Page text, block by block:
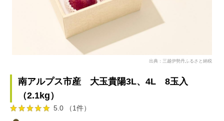
出典：三越伊勢丹ふるさと納税
南アルプス市産 大玉貴陽3L、4L 8玉入
（2.1kg）
5.0 （1件）